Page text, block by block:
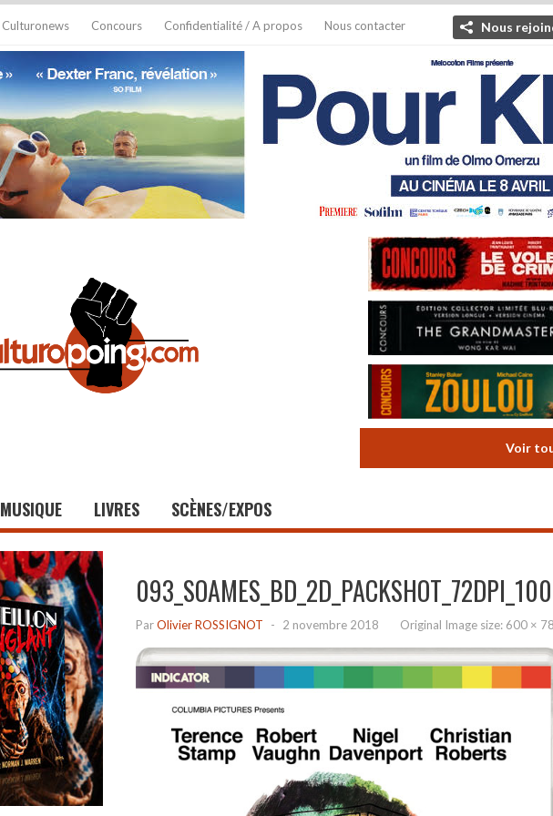
Culturonews Concours Confidentialité / A propos Nous contacter Nous
Voir
MUSIQUE LIVRES SCÈNES/EXPOS
ParOlivier ROSSIGNOT - 2 novembre 2018 Original Image size: 600 ×